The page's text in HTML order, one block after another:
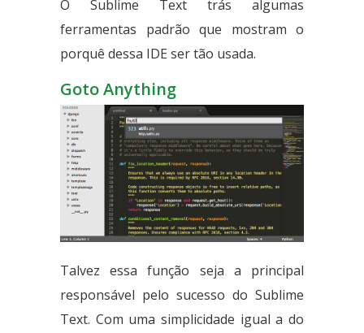
O Sublime Text trás algumas
ferramentas padrão que mostram o
porquê dessa IDE ser tão usada.
Goto Anything
Talvez essa função seja a principal
responsável pelo sucesso do Sublime
Text. Com uma simplicidade igual a do